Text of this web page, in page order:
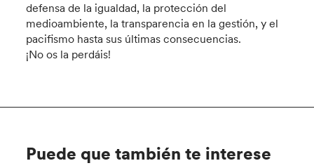
defensa de la igualdad, la protección del
medioambiente, la transparencia en la gestión, y el
pacifismo hasta sus últimas consecuencias.
¡No os la perdáis!
Puede que también te interese